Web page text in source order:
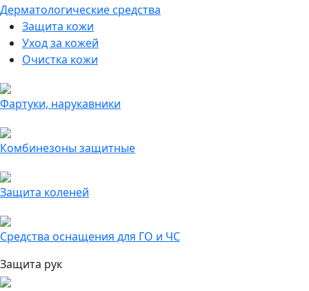
Дерматологические средства
Защита кожи
Уход за кожей
Очистка кожи
Фартуки, нарукавники
Комбинезоны защитные
Защита коленей
Средства оснащения для ГО и ЧС
Защита рук